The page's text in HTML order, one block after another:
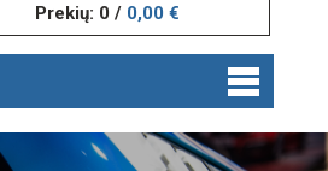
Prekių: 0 / 0,00 €